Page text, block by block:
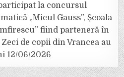
la concursul
„Micul Gauss”, Școala
fiind parteneră în
de copii din Vrancea au
12/06/2026